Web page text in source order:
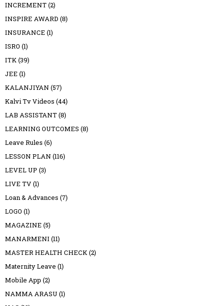
INCREMENT(2)
INSPIRE AWARD (8)
INSURANCE (1)
ISRO (1)
ITK(39)
JEE (1)
KALANJIYAN (57)
Kalvi Tv Videos (44)
LAB ASSISTANT(8)
LEARNING OUTCOMES (8)
Leave Rules (6)
LESSON PLAN (116)
LEVEL UP (3)
LIVE TV(1)
Loan & Advances (7)
LOGO (1)
MAGAZINE (5)
MANARMENI (11)
MASTER HEALTH CHECK(2)
Maternity Leave (1)
Mobile App (2)
NAMMA ARASU (1)